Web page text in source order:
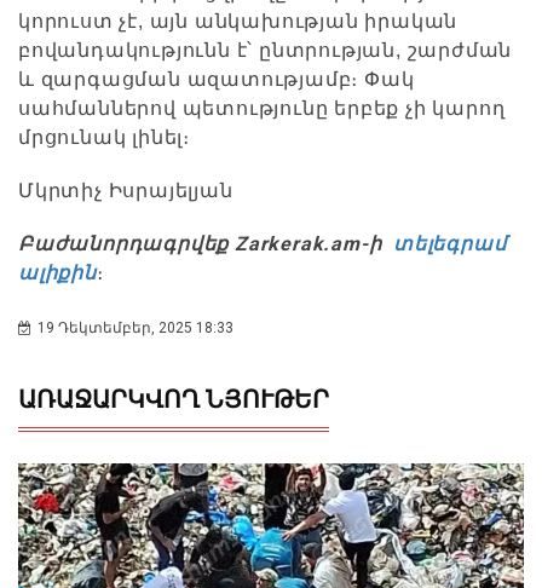
կորուստ չէ, այն անկախության իրական
բովանդակությունն է՝ ընտրության, շարժման
և զարգացման ազատությամբ։ Փակ
սահմաններով պետությունը երբեք չի կարող
մրցունակ լինել։
Մկրտիչ Իսրայելյան
Բաժանորդագրվեք Zarkerak.am-ի տելեգրամ
ալիքին։
19 Դեկտեմբեր, 2025 18:33
ԱՌԱՋԱՐԿՎՈՂ ՆՅՈՒԹԵՐ